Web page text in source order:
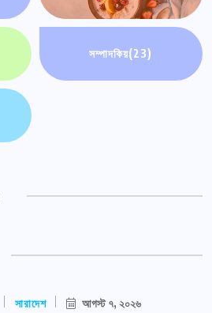
সম্পাদকিয়(23)
সারাদেশ আগস্ট ৭, ২০২৬